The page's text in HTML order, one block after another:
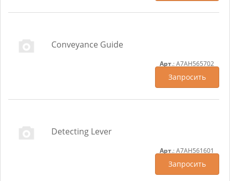
Conveyance Guide
Арт.: A7AH565702
Запросить
Detecting Lever
Арт.: A7AH561601
Запросить